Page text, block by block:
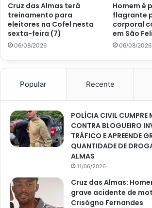
Cruz das Almas terá
treinamento para
eleitores na Cofel nesta
sexta-feira (7)
06/08/2026
Homem é
flagrante
corporal
em São
06/08/2026
Popular Recente
POLÍCIA CIVIL CUMPRE
CONTRA BLOGUEIRO
TRÁFICO E APREENDE
QUANTIDADE DE
ALMAS
11/06/2026
Cruz das Almas:
grave acidente de
Crisógno Fernandes